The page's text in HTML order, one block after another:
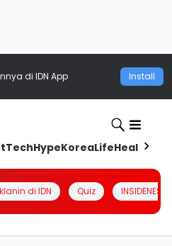
di IDN App Install
TechHypeKoreaLifeHealth
di IDN Quiz INSIDENESIA